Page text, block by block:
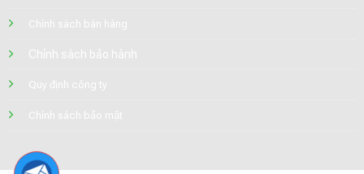
Chính sách bán hàng
Chính sách bảo hành
Quy định công ty
Chính sách bảo mật